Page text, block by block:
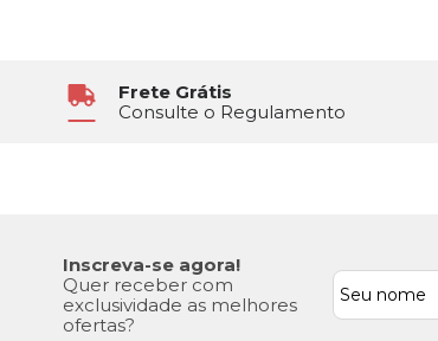
Frete Grátis
Consulte o Regulamento
Inscreva-se agora!
Quer receber com
exclusividade as melhores
ofertas?